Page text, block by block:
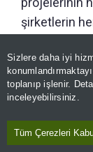
Sizlere daha iyi
toplanıp işlenir.
inceleyebilirsiniz.
Tüm Çerezleri
şirketlerin
milyon liraya
projede 2,8
yatırımının
SANAYİDE